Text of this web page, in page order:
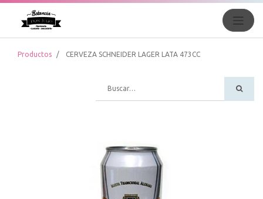
Productos CERVEZA SCHNEIDER LAGER LATA 473CC